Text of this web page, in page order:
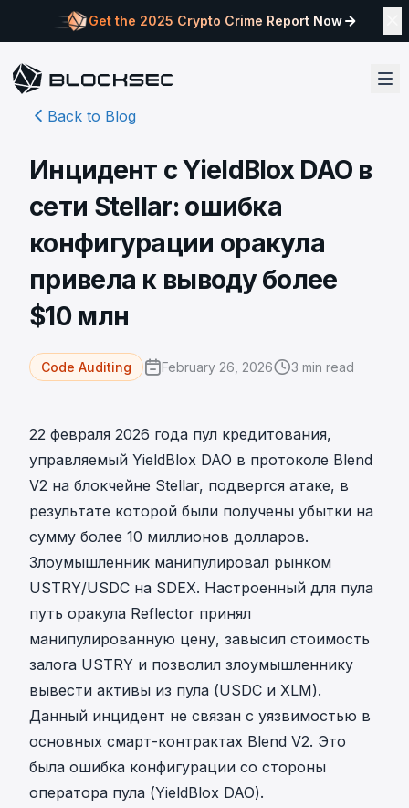
Get the 2025 Crypto Crime Report Now
Back to Blog
Инцидент с YieldBlox DAO в
сети Stellar: ошибка
конфигурации оракула
привела к выводу более
$10 млн
Code Auditing February 26, 2026 3 min read
22 февраля 2026 года пул кредитования,
управляемый YieldBlox DAO в протоколе Blend
V2 на блокчейне Stellar, подвергся атаке, в
результате которой были получены убытки на
сумму более 10 миллионов долларов.
Злоумышленник манипулировал рынком
USTRY/USDC на SDEX. Настроенный для пула
путь оракула Reflector принял
манипулированную цену, завысил стоимость
залога USTRY и позволил злоумышленнику
вывести активы из пула (USDC и XLM).
Данный инцидент не связан с уязвимостью в
основных смарт-контрактах Blend V2. Это
была ошибка конфигурации со стороны
оператора пула (YieldBlox DAO).